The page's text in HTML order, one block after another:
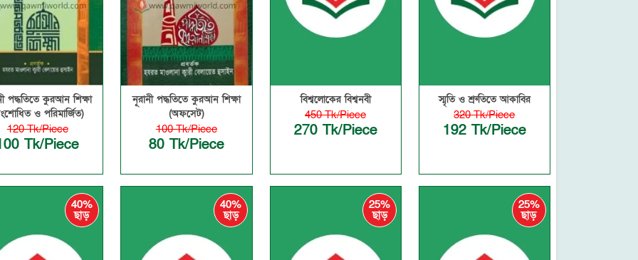
পদ্ধতিতে কুরআন শিক্ষা
ও পরিমার্জিত)
120 Tk/Piece
Tk/Piece
নূরানী পদ্ধতিতে কুরআন শিক্ষা
(অফসেট)
100 Tk/Piece
80 Tk/Piece
বিশ্বলোকের বিশ্বনবী
450 Tk/Piece
270 Tk/Piece
স্মৃতি ও শ্রুতিতে আকাবির
320 Tk/Piece
192 Tk/Piece
40%
ছাড়
40%
ছাড়
25%
ছাড়
25%
ছাড়